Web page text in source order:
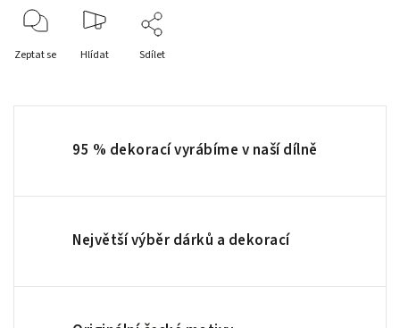
Zeptat se Hlídat Sdílet
95 % dekorací vyrábíme v naší dílně
Největší výběr dárků a dekorací